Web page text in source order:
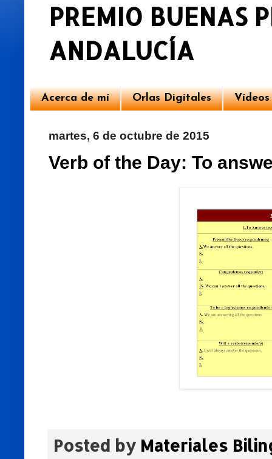
PREMIO BUENAS
ANDALUCÍA
Acerca de mí Orlas Digitales Vídeos
martes, 6 de octubre de 2015
Verb of the Day: To
Posted by Materiales